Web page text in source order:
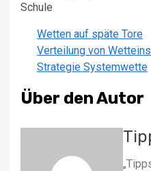
Schule
Wetten auf späte Tore
Verteilung von
Strategie Systemwette
Über den Autor